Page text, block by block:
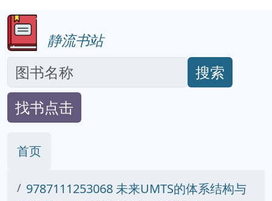
静流书站
搜索
找书点击
首页
9787111253068 未来UMTS的体系结构与